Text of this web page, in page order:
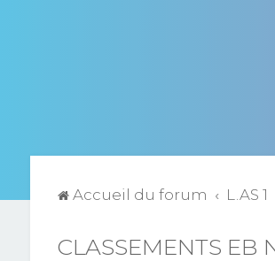
Accueil du forum L.AS 1
CLASSEMENTS EB